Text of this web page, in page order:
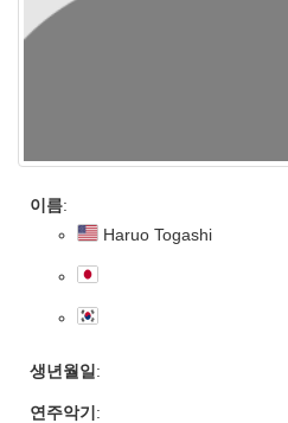
이름:
Haruo Togashi
생년월일 :
연주악기 :